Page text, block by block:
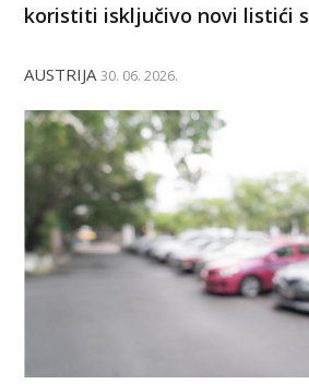
koristiti isključivo novi listići
AUSTRIJA 30. 06. 2026.